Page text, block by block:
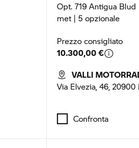
Opt. 719 Antigua
met| 5 opzionale
Prezzo consigliato
10.300,00 €
VALLI
Via Elvezia, 46, 20900
Confronta